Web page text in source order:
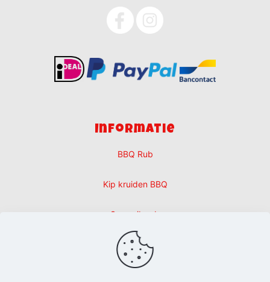
Informatie
BBQ Rub
Kip kruiden BBQ
Sparerib rub
BBQ rub kopen